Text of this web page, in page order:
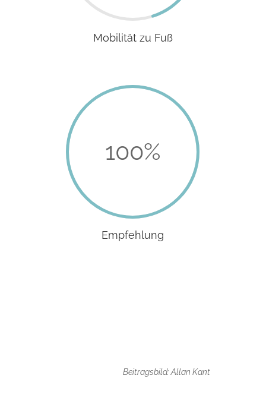
Mobilität zu Fuß
100%
Empfehlung
Beitragsbild: Allan Kant